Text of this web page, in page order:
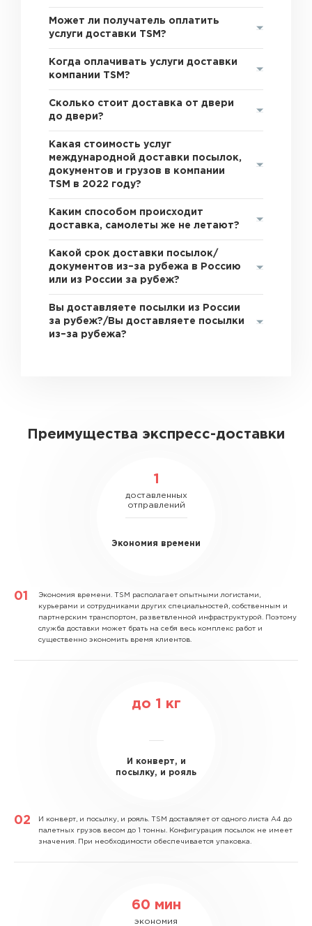
Может ли получатель оплатить
услуги доставки TSM?
Когда оплачивать услуги доставки
компании TSM?
Сколько стоит доставка от двери
до двери?
Какая стоимость услуг
международной доставки посылок,
документов и грузов в компании
TSM в 2022 году?
Каким способом происходит
доставка, самолеты же не летают?
Какой срок доставки посылок/
документов из–за рубежа в Россию
или из России за рубеж?
Вы доставляете посылки из России
за рубеж?/Вы доставляете посылки
из–за рубежа?
Преимущества экспресс-доставки
1
доставленных
отправлений
Экономия времени
Экономия времени. TSM располагает опытными логистами,
курьерами и сотрудниками других специальностей, собственным и
партнерским транспортом, разветвленной инфраструктурой. Поэтому
служба доставки может брать на себя весь комплекс работ и
существенно экономить время клиентов.
до 1 кг
И конверт, и
посылку, и рояль
И конверт, и посылку, и рояль. TSM доставляет от одного листа А4 до
палетных грузов весом до 1 тонны. Конфигурация посылок не имеет
значения. При необходимости обеспечивается упаковка.
60 мин
экономия